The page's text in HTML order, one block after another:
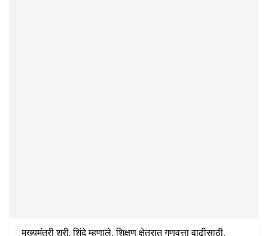
मुख्यमंत्री श्री. शिंदे म्हणाले, शिक्षण क्षेत्रात गुणवत्ता वाढीसाठी,